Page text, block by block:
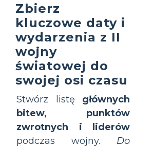
Zbierz
kluczowe daty i
wydarzenia z II
wojny
światowej do
swojej osi czasu
Stwórz listę głównych
bitew, punktów
zwrotnych i liderów
podczas wojny. Do